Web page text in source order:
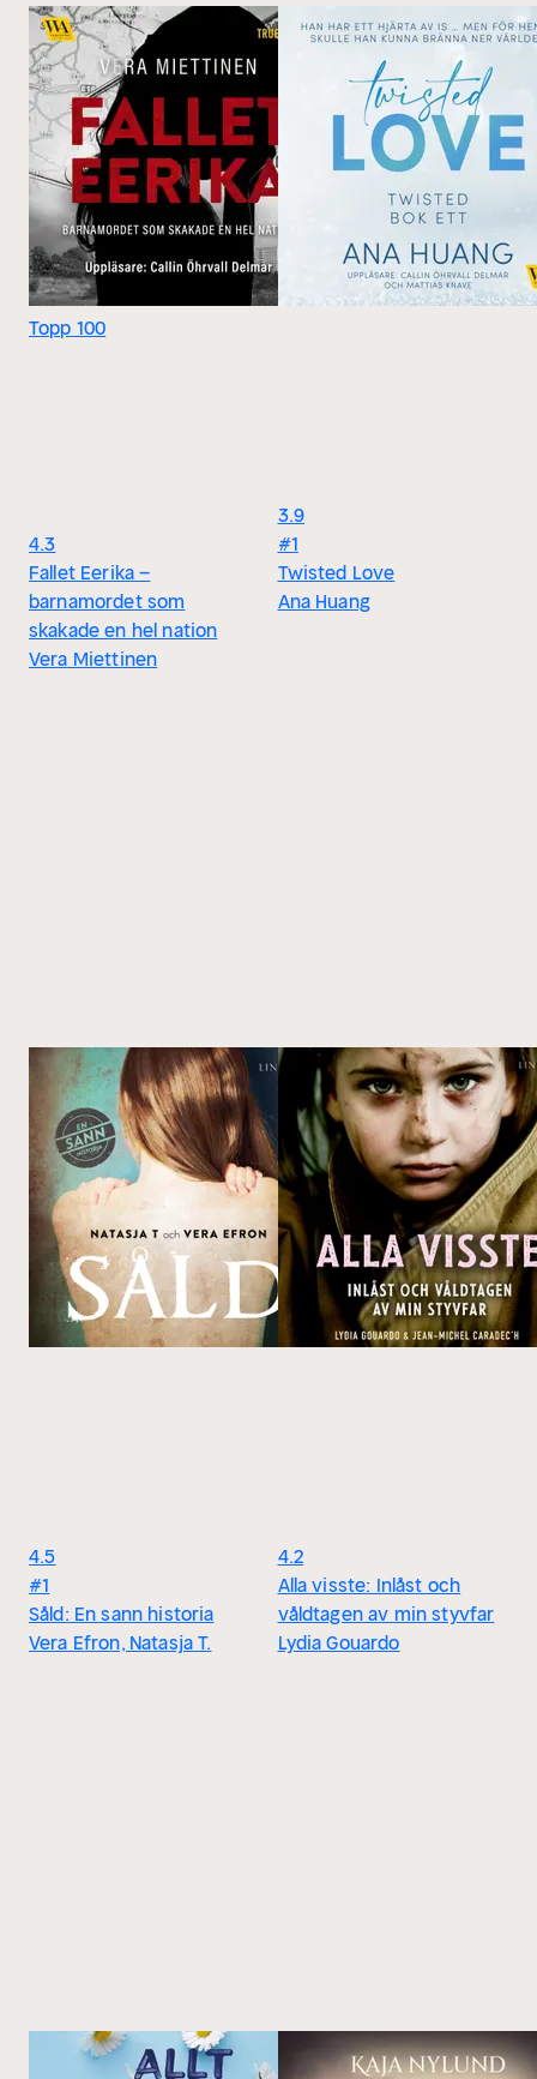
Topp 100
4.3
Fallet Eerika –
barnamordet som
skakade en hel nation
Vera Miettinen
3.9
#1
Twisted Love
Ana Huang
4.5
#1
Såld: En sann historia
Vera Efron, Natasja T.
4.2
Alla visste: Inlåst och
våldtagen av min styvfar
Lydia Gouardo